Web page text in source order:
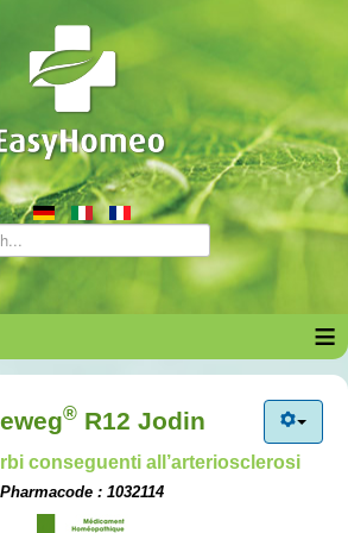
≡
® R12 Jodin
conseguenti all’arteriosclerosi
Pharmacode : 1032114